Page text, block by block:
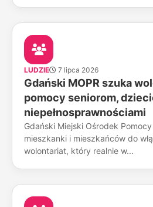
LUDZIE 7 lipca 2026
Gdański MOPR szuka
pomocy seniorom,
niepełnosprawnościami
Gdański Miejski Ośrodek
mieszkanki i mieszkańców do
wolontariat, który realnie w...